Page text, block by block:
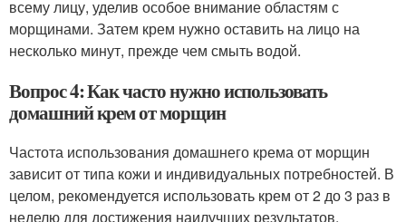
всему лицу, уделив особое внимание областям с
морщинами. Затем крем нужно оставить на лицо на
несколько минут, прежде чем смыть водой.
Вопрос 4: Как часто нужно использовать
домашний крем от морщин
Частота использования домашнего крема от морщин
зависит от типа кожи и индивидуальных потребностей. В
целом, рекомендуется использовать крем от 2 до 3 раз в
неделю для достижения наилучших результатов.